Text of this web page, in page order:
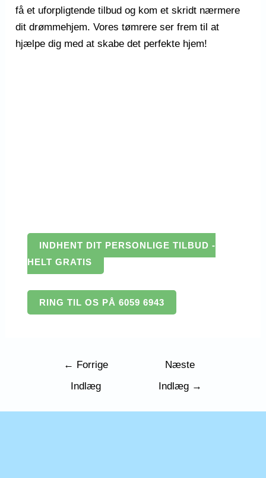
få et uforpligtende tilbud og kom et skridt nærmere
dit drømmehjem. Vores tømrere ser frem til at
hjælpe dig med at skabe det perfekte hjem!
INDHENT DIT PERSONLIGE TILBUD -
HELT GRATIS
RING TIL OS PÅ 6059 6943
Indlægsnavigation
← Forrige
Indlæg
Næste
Indlæg →